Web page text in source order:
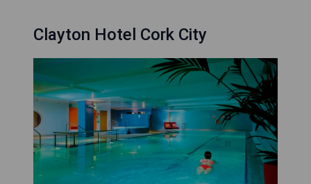
Clayton Hotel Cork City